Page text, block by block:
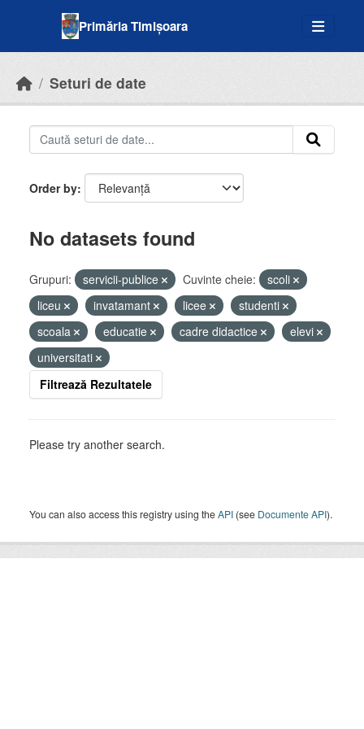
Primăria Timișoara
Seturi de date
Order by
No datasets found
Grupuri: servicii-publice Cuvinte cheie:
scoli
liceu
invatamant licee
studenti
scoala
educatie cadre didactice
elevi
universitati
Filtrează Rezultatele
Please try another search.
You can also access this registry using theAPI (see Documente API).